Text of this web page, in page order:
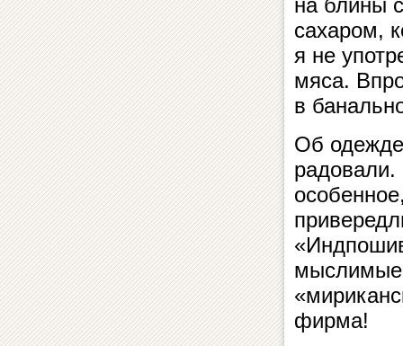
на блины
сахаром,
я не
мяса.
в
Об
радовали.
мыслимые
фирма!